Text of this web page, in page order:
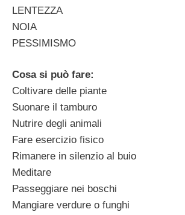
LENTEZZA
NOIA
PESSIMISMO
Cosa si può fare:
Coltivare delle piante
Suonare il tamburo
Nutrire degli animali
Fare esercizio fisico
Rimanere in silenzio al buio
Meditare
Passeggiare nei boschi
Mangiare verdure o funghi